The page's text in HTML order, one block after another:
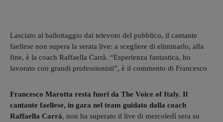
Lasciato al ballottaggio dal televoto del pubblico, il cantante
faellese non supera la serata live: a scegliere di eliminarlo, alla
fine, è la coach Raffaella Carrà. “Esperienza fantastica, ho
lavorato con grandi professionisti”, è il commento di Francesco
Francesco Marotta resta fuori da The Voice of Italy. Il
cantante faellese, in gara nel team guidato dalla coach
Raffaella Carrà, non ha superato il live di mercoledì sera su